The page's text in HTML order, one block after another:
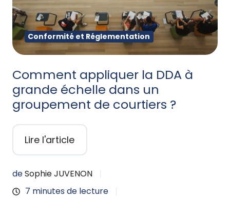
Comment appliquer la DDA à
grande échelle dans un
groupement de courtiers ?
Lire l'article
deSophie JUVENON
7 minutes de lecture
Conformité et Réglementation